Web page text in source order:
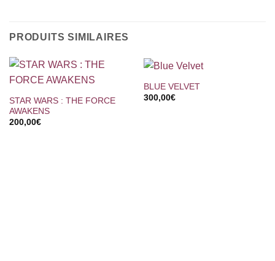
PRODUITS SIMILAIRES
STAR WARS : THE FORCE
AWAKENS
200,00€
BLUE VELVET
300,00€